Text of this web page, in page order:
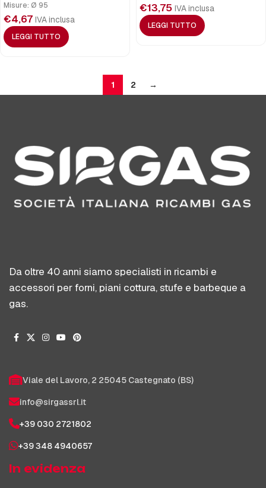
Misure: Ø 95
€4,67 IVA inclusa
LEGGI TUTTO
€13,75 IVA inclusa
LEGGI TUTTO
1 2 →
Da oltre 40 anni siamo specialisti in ricambi e
accessori per forni, piani cottura, stufe e barbeque a
gas.
Viale del Lavoro, 2 25045 Castegnato (BS)
info@sirgassrl.it
+39 030 2721802
+39 348 4940657
In evidenza